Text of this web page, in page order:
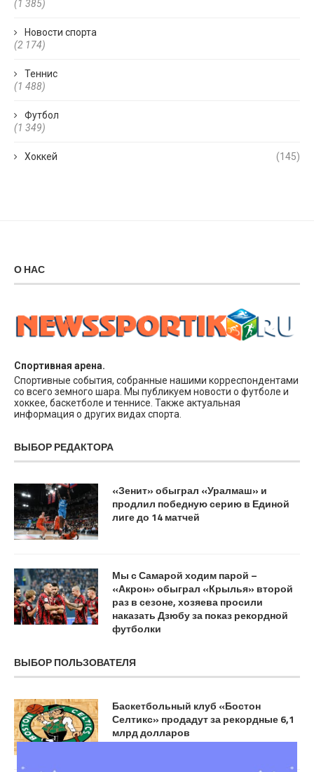
(1 385)
Новости спорта
(2 174)
Теннис
(1 488)
Футбол
(1 349)
Хоккей (145)
О НАС
Спортивная арена.
Спортивные события, собранные нашими корреспондентами
со всего земного шара. Мы публикуем новости о футболе и
хоккее, баскетболе и теннисе. Также актуальная
информация о других видах спорта.
ВЫБОР РЕДАКТОРА
«Зенит» обыграл «Уралмаш» и
продлил победную серию в Единой
лиге до 14 матчей
Мы с Самарой ходим парой –
«Акрон» обыграл «Крылья» второй
раз в сезоне, хозяева просили
наказать Дзюбу за показ рекордной
футболки
ВЫБОР ПОЛЬЗОВАТЕЛЯ
Баскетбольный клуб «Бостон
Селтикс» продадут за рекордные 6,1
млрд долларов